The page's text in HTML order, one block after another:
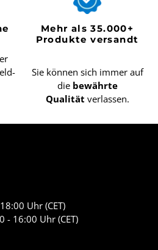
Mehr als 35.000+
Produkte versandt
Sie können sich immer auf
die bewährte
Qualität verlassen.
Uhr (CET)
- 16:00 Uhr (CET)